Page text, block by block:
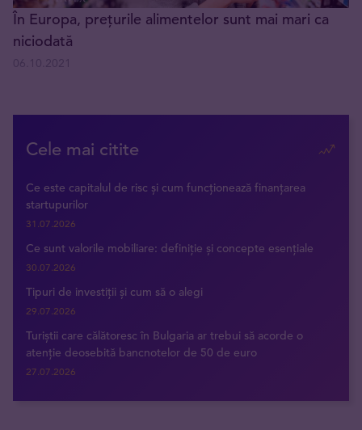
În Europa, prețurile alimentelor sunt mai mari ca
niciodată
Cele mai citite
Ce este capitalul de risc și cum funcționează finanțarea
startupurilor
31.07.2026
Ce sunt valorile mobiliare: definiție și concepte esențiale
30.07.2026
Tipuri de investiții și cum să o alegi
29.07.2026
Turiștii care călătoresc în Bulgaria ar trebui să acorde o
atenție deosebită bancnotelor de 50 de euro
27.07.2026